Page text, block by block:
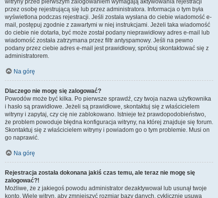
witryny przed pierwszym zalogowaniem wymagają aktywowania rejestracji
przez osobę rejestrującą się lub przez administratora. Informacja o tym była
wyświetlona podczas rejestracji. Jeśli została wysłana do ciebie wiadomość e-
mail, postępuj zgodnie z zawartymi w niej instrukcjami. Jeżeli taka wiadomość
do ciebie nie dotarła, być może został podany nieprawidłowy adres e-mail lub
wiadomość została zatrzymana przez filtr antyspamowy. Jeśli na pewno
podany przez ciebie adres e-mail jest prawidłowy, spróbuj skontaktować się z
administratorem.
Na górę
Dlaczego nie mogę się zalogować?
Powodów może być kilka. Po pierwsze sprawdź, czy twoja nazwa użytkownika
i hasło są prawidłowe. Jeżeli są prawidłowe, skontaktuj się z właścicielem
witryny i zapytaj, czy cię nie zablokowano. Istnieje też prawdopodobieństwo,
że problem powoduje błędna konfiguracja witryny, na której znajduje się forum.
Skontaktuj się z właścicielem witryny i powiadom go o tym problemie. Musi on
go naprawić.
Na górę
Rejestracja została dokonana jakiś czas temu, ale teraz nie mogę się
zalogować?!
Możliwe, że z jakiegoś powodu administrator dezaktywował lub usunął twoje
konto. Wiele witryn, aby zmniejszyć rozmiar bazy danych, cyklicznie usuwa